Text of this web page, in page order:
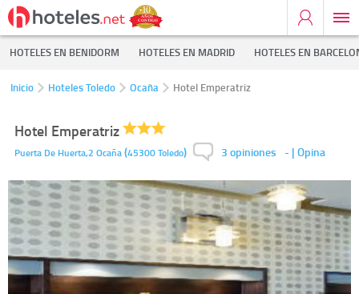
HOTELES EN BENIDORM HOTELES EN MADRID HOTELES EN
Inicio Hoteles Toledo Ocaña Hotel Emperatriz
Hotel Emperatriz
Puerta De Huerta,2 Ocaña(45300Toledo) 3 opiniones - | Opina